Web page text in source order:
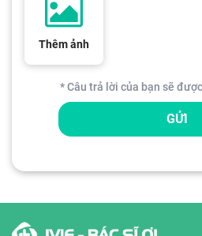
Thêm ảnh
* Câu trả lời của bạn sẽ
GỬI